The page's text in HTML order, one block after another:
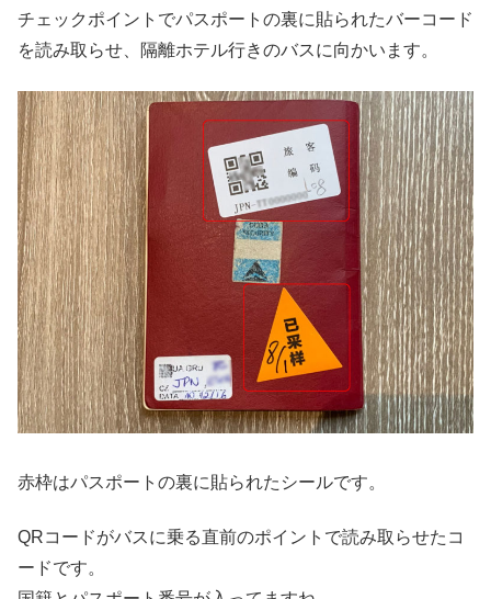
チェックポイントでパスポートの裏に貼られたバーコード
を読み取らせ、隔離ホテル行きのバスに向かいます。
赤枠はパスポートの裏に貼られたシールです。
QRコードがバスに乗る直前のポイントで読み取らせたコ
ードです。